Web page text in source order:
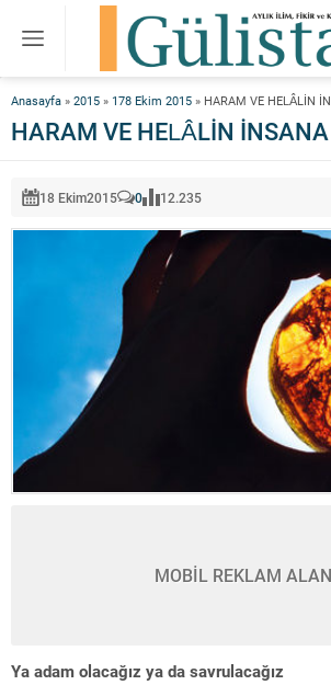
Anasayfa » 2015 » 178 Ekim 2015 » HARAM VE HELÂLİN
HARAM VE HELÂLİN
18 Ekim2015 0 12.235
MOBİL REKLAM
Ya adam olacağız ya da savrulacağız